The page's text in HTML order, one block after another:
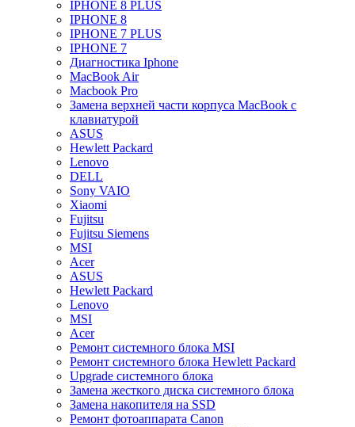
IPHONE 8 PLUS
IPHONE 8
IPHONE 7 PLUS
IPHONE 7
Диагностика Iphone
MacBook Air
Macbook Pro
Замена верхней части корпуса MacBook с
клавиатурой
ASUS
Hewlett Packard
Lenovo
DELL
Sony VAIO
Xiaomi
Fujitsu
Fujitsu Siemens
MSI
Acer
ASUS
Hewlett Packard
Lenovo
MSI
Acer
Ремонт системного блока MSI
Ремонт системного блока Hewlett Packard
Upgrade системного блока
Замена жесткого диска системного блока
Замена накопителя на SSD
Ремонт фотоаппарата Canon